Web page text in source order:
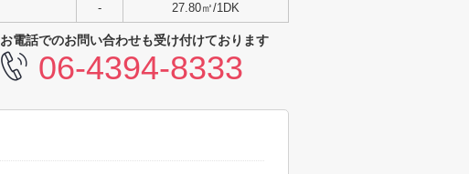
- 27.80㎡/1DK
お電話でのお問い合わせも受け付けております
06-4394-8333